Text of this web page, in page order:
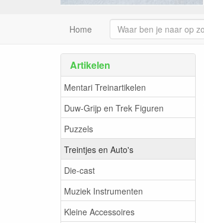
Home
Artikelen
Mentari Treinartikelen
Duw-Grijp en Trek Figuren
Puzzels
Treintjes en Auto's
Die-cast
Muziek Instrumenten
Kleine Accessoires